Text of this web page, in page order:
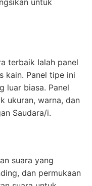
untuk
terbaik Ialah panel
kain. Panel tipe ini
luar biasa. Panel
ukuran, warna, dan
Saudara/i.
suara yang
dan permukaan